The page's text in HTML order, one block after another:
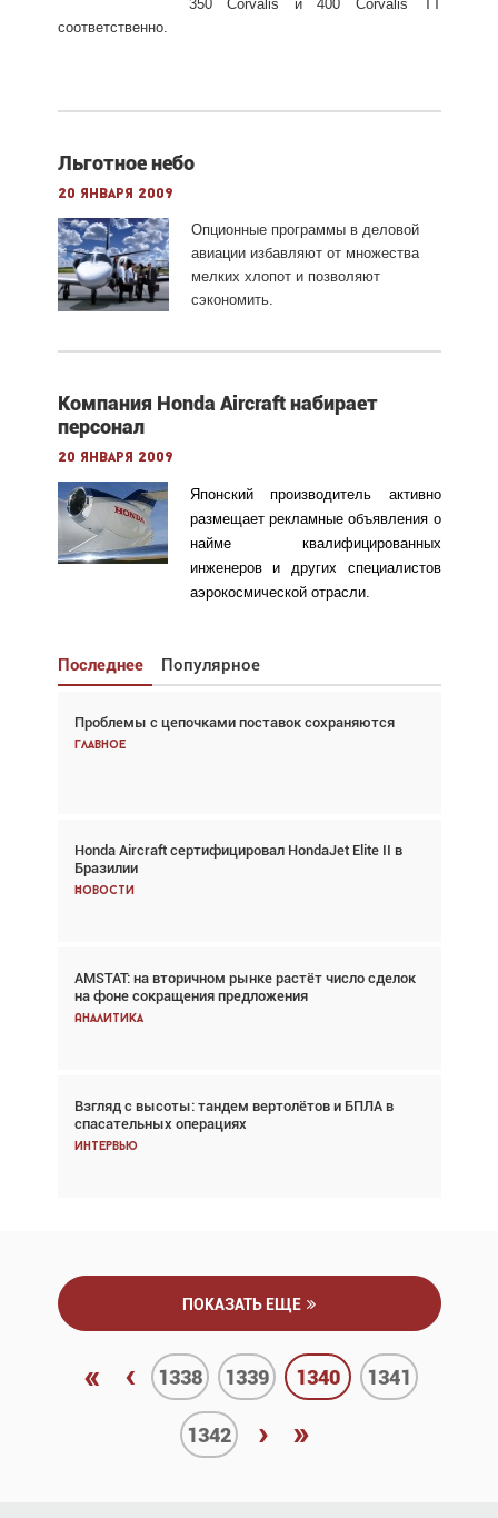
350 Corvalis и 400 Corvalis TT
соответственно.
Льготное небо
20 января 2009
Опционные программы в деловой
авиации избавляют от множества
мелких хлопот и позволяют
сэкономить.
Компания Honda Aircraft набирает
персонал
20 января 2009
Японский производитель активно
размещает рекламные объявления о
найме квалифицированных
инженеров и других специалистов
аэрокосмической отрасли.
Последнее Популярное
Проблемы с цепочками поставок сохраняются
Главное
Honda Aircraft сертифицировал HondaJet Elite II в
Бразилии
Новости
AMSTAT: на вторичном рынке растёт число сделок
на фоне сокращения предложения
Аналитика
Взгляд с высоты: тандем вертолётов и БПЛА в
спасательных операциях
Интервью
Взгляд с высоты: тандем вертолётов и БПЛА в
спасательных операциях
Авиационный фотограф Дэйв Кох: «Фотография
говорит сама за себя... а ИИ всё портит»
Новости
Проблемы с цепочками поставок сохраняются
Аналитика
Частный самолёт – это актив. Подходите к
покупке соответствующим образом
Интервью
ПОКАЗАТЬ ЕЩЕ
« ‹ 1338 1339 1340 1341
1342 › »